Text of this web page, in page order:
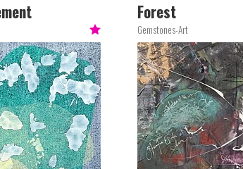
Gemstones-Art
Forest